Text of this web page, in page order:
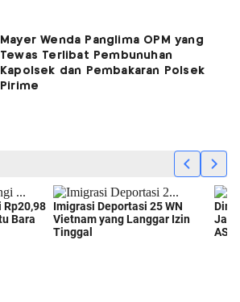
Mayer Wenda Panglima OPM yang
Tewas Terlibat Pembunuhan
Kapolsek dan Pembakaran Polsek
Pirime